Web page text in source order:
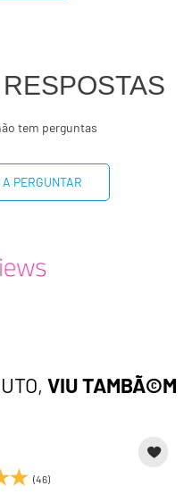
tem perguntas
PERGUNTAR
VIU TAMBÃ©M
(46)